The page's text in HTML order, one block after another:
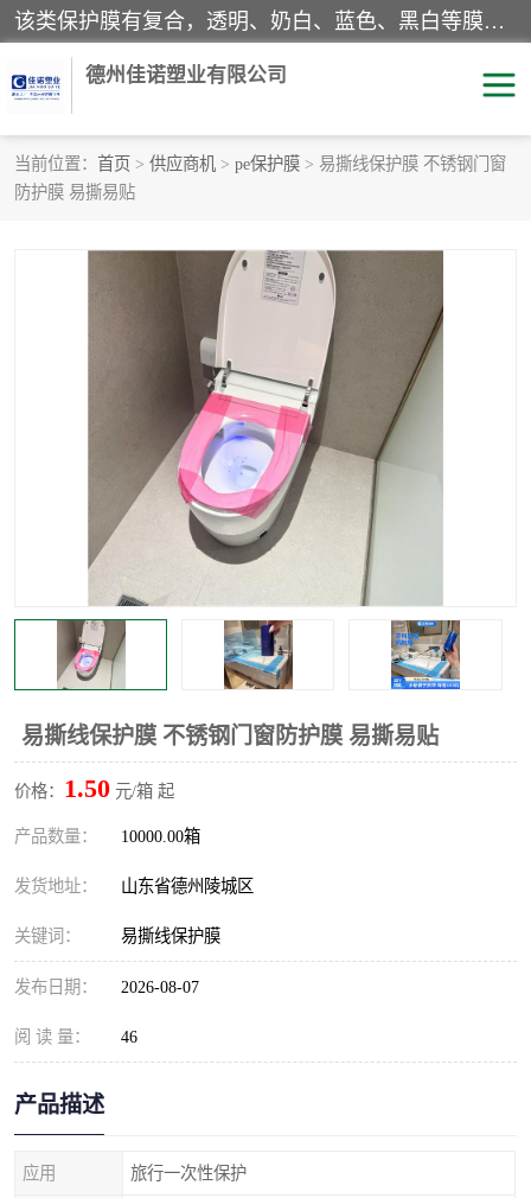
该类保护膜有复合，透明、奶白、蓝色、黑白等膜型。特高粘，高粘，中高粘，中粘，中低粘，低粘等。对于不同的粘力要求有相应的产品相适配。无胶渍残留污染。在较宽的收卷幅度下平整无皱纹，收卷长度大，利于机械化及自动化施工粘贴。为您的产品提供的表面保护解决方案。 产品广泛适用于：铝材、不锈钢、金属、塑料、电子、家电、家具、玻璃、化工材料、装饰材料等。
德州佳诺塑业有限公司
当前位置： 首页 > 供应商机 > pe保护膜 > 易撕线保护膜 不锈钢门窗
防护膜 易撕易贴
易撕线保护膜 不锈钢门窗防护膜 易撕易贴
价格： 1.50 元/箱 起
产品数量： 10000.00箱
发货地址： 山东省德州陵城区
关键词： 易撕线保护膜
发布日期： 2026-08-07
阅 读 量： 46
产品描述
应用 旅行一次性保护
pe保护膜
家具保护膜
透明保护膜
乳白保护膜
纯黑保护膜
彩钢板保护膜
不绣钢板保护膜 两边上胶保护膜
窗缝阻风胶带 铝板保护膜
不锈钢板保护膜 一次性隔离膜